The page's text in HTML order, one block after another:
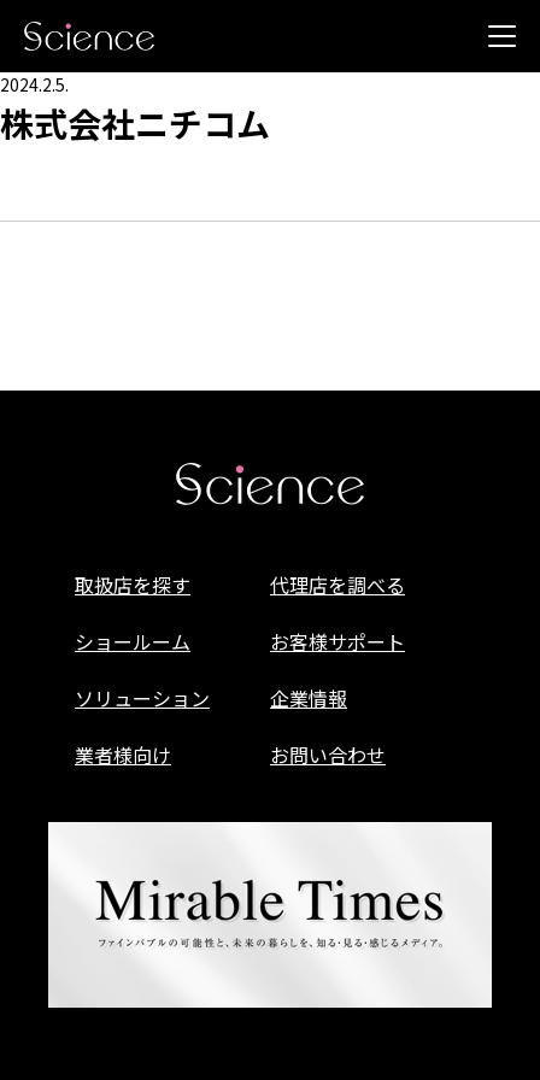
2024.2.5.
株式会社ニチコム
取扱店を探す
代理店を調べる
ショールーム
お客様サポート
ソリューション
企業情報
業者様向け
お問い合わせ